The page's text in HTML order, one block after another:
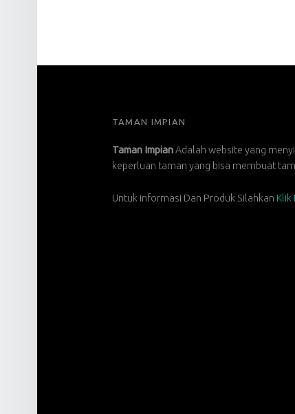
FOOTER SIDEBAR
TAMAN IMPIAN
Taman ImpianAdalah website yang
keperluan taman yang bisa membuat
Untuk informasi Dan Produk Silahkan Klik